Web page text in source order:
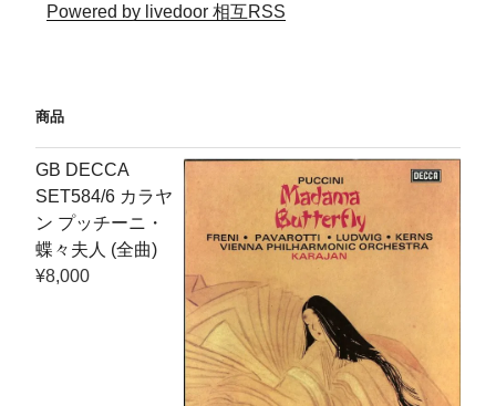
Powered by livedoor 相互RSS
商品
GB DECCA
SET584/6 カラヤ
ン プッチーニ・
蝶々夫人 (全曲)
¥8,000